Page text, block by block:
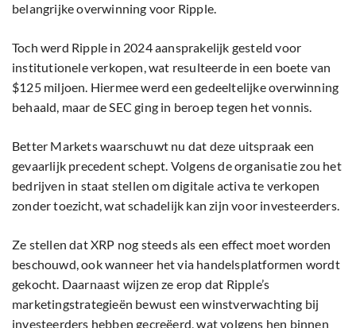
belangrijke overwinning voor Ripple.
Toch werd Ripple in 2024 aansprakelijk gesteld voor
institutionele verkopen, wat resulteerde in een boete van
$125 miljoen. Hiermee werd een gedeeltelijke overwinning
behaald, maar de SEC ging in beroep tegen het vonnis.
Better Markets waarschuwt nu dat deze uitspraak een
gevaarlijk precedent schept. Volgens de organisatie zou het
bedrijven in staat stellen om digitale activa te verkopen
zonder toezicht, wat schadelijk kan zijn voor investeerders.
Ze stellen dat XRP nog steeds als een effect moet worden
beschouwd, ook wanneer het via handelsplatformen wordt
gekocht. Daarnaast wijzen ze erop dat Ripple’s
marketingstrategieën bewust een winstverwachting bij
investeerders hebben gecreëerd, wat volgens hen binnen